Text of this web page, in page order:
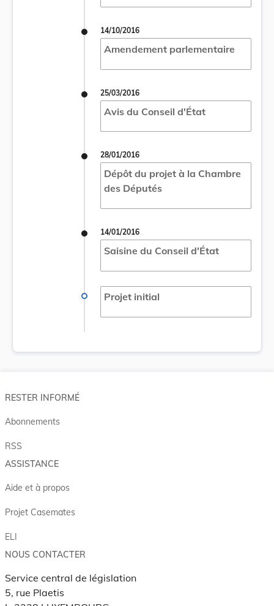
14/10/2016
Amendement parlementaire
25/03/2016
Avis du Conseil d'État
28/01/2016
Dépôt du projet à la Chambre
des Députés
14/01/2016
Saisine du Conseil d'État
Projet initial
RESTER INFORMÉ
Abonnements
RSS
ASSISTANCE
Aide et à propos
Projet Casemates
ELI
NOUS CONTACTER
Service central de législation
5, rue Plaetis